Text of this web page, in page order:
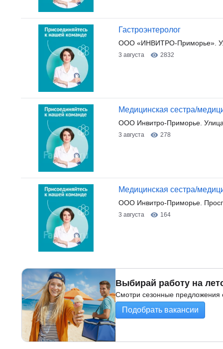
Гастроэнтеролог
ООО «ИНВИТРО-Приморье».
3 августа 2832
Медицинская сестра/
ООО Инвитро-Приморье.
3 августа 278
Медицинская сестра/
ООО Инвитро-Приморье.
3 августа 164
Выбирай работу на
Смотри сезонные предложения
Подобрать вакансии